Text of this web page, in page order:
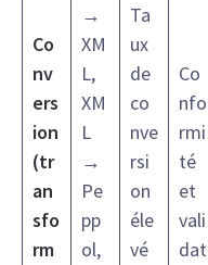
Co
nv
ers
ion
(tr
an
sfo
rm
→
XM
L,
XM
L
→
Pe
pp
ol,
Ta
ux
de
co
nve
rsi
on
éle
vé
Co
nfo
rmi
té
et
vali
dat